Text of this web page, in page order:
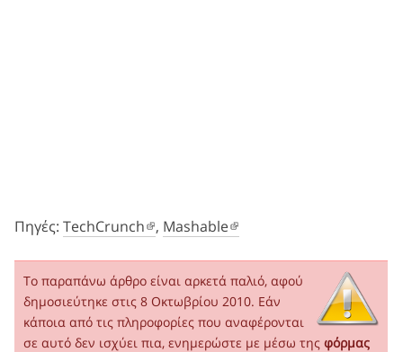
Πηγές: TechCrunch , Mashable
Το παραπάνω άρθρο είναι αρκετά παλιό, αφού
δημοσιεύτηκε στις 8 Οκτωβρίου 2010. Εάν
κάποια από τις πληροφορίες που αναφέρονται
σε αυτό δεν ισχύει πια, ενημερώστε με μέσω της φόρμας